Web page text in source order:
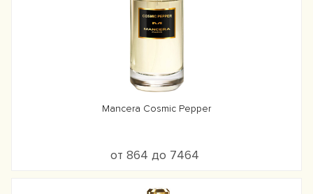
Mancera Cosmic Pepper
от 864 до 7464